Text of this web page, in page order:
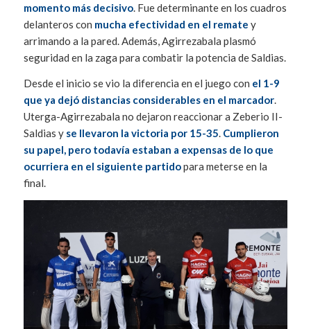
momento más decisivo. Fue determinante en los cuadros
delanteros con mucha efectividad en el remate y
arrimando a la pared. Además, Agirrezabala plasmó
seguridad en la zaga para combatir la potencia de Saldias.
Desde el inicio se vio la diferencia en el juego con el 1-9
que ya dejó distancias considerables en el marcador.
Uterga-Agirrezabala no dejaron reaccionar a Zeberio II-
Saldias y se llevaron la victoria por 15-35. Cumplieron
su papel, pero todavía estaban a expensas de lo que
ocurriera en el siguiente partidopara meterse en la
final.